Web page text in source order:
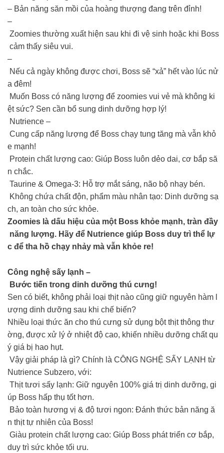
– Bản năng săn mồi của hoàng thượng đang trên đỉnh!
–
Zoomies thường xuất hiện sau khi đi vệ sinh hoặc khi Boss
cảm thấy siêu vui.
–
Nếu cả ngày không được chơi, Boss sẽ “xả” hết vào lúc nử
a đêm!
Muốn Boss có năng lượng để zoomies vui vẻ mà không ki
ệt sức? Sen cần bổ sung dinh dưỡng hợp lý!
Nutrience –
Cung cấp năng lượng để Boss chạy tung tăng mà vẫn khỏ
e mạnh!
Protein chất lượng cao: Giúp Boss luôn dẻo dai, cơ bắp să
n chắc.
Taurine & Omega-3: Hỗ trợ mắt sáng, não bộ nhạy bén.
Không chứa chất độn, phẩm màu nhân tạo: Dinh dưỡng sạ
ch, an toàn cho sức khỏe.
Zoomies là dấu hiệu của một Boss khỏe mạnh, tràn đầy
năng lượng. Hãy để Nutrience giúp Boss duy trì thể lự
c để tha hồ chạy nhảy mà vẫn khỏe re!
Công nghệ sấy lạnh –
Bước tiến trong dinh dưỡng thú cưng!
Sen có biết, không phải loại thịt nào cũng giữ nguyên hàm l
ượng dinh dưỡng sau khi chế biến?
Nhiều loại thức ăn cho thú cưng sử dụng bột thịt thông thư
ờng, được xử lý ở nhiệt độ cao, khiến nhiều dưỡng chất qu
ý giá bị hao hụt.
Vậy giải pháp là gì? Chính là CÔNG NGHỆ SẤY LẠNH từ
Nutrience Subzero, với:
Thịt tươi sấy lạnh: Giữ nguyên 100% giá trị dinh dưỡng, gi
úp Boss hấp thụ tốt hơn.
Bảo toàn hương vị & độ tươi ngon: Đánh thức bản năng ă
n thịt tự nhiên của Boss!
Giàu protein chất lượng cao: Giúp Boss phát triển cơ bắp,
duy trì sức khỏe tối ưu.